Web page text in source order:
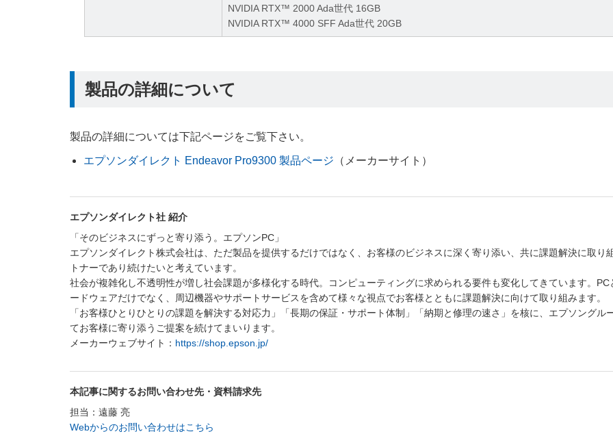
NVIDIA RTX™ 2000 Ada世代 16GB
NVIDIA RTX™ 4000 SFF Ada世代 20GB
製品の詳細について
製品の詳細については下記ページをご覧下さい。
エプソンダイレクト Endeavor Pro9300 製品ページ （メーカーサイト）
エプソンダイレクト社 紹介
「そのビジネスにずっと寄り添う。エプソンPC」
エプソンダイレクト株式会社は、ただ製品を提供するだけではなく、お客様のビジネスに深く寄り添い、共に課題解決に取り
トナーであり続けたいと考えています。
社会が複雑化し不透明性が増し社会課題が多様化する時代。コンピューティングに求められる要件も変化してきています。PC
ードウェアだけでなく、周辺機器やサポートサービスを含めて様々な視点でお客様とともに課題解決に向けて取り組みます。
「お客様ひとりひとりの課題を解決する対応力」「長期の保証・サポート体制」「納期と修理の速さ」を核に、エプソングル
てお客様に寄り添うご提案を続けてまいります。
メーカーウェブサイト： https://shop.epson.jp/
本記事に関するお問い合わせ先・資料請求先
担当：遠藤 亮
Webからのお問い合わせはこちら